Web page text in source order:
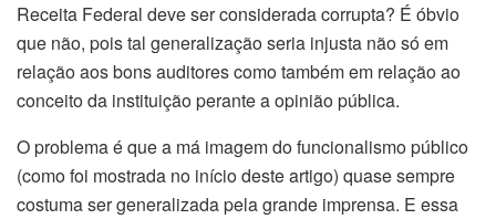
Receita Federal deve ser considerada corrupta? É óbvio
que não, pois tal generalização seria injusta não só em
relação aos bons auditores como também em relação ao
conceito da instituição perante a opinião pública.
O problema é que a má imagem do funcionalismo público
(como foi mostrada no início deste artigo) quase sempre
costuma ser generalizada pela grande imprensa. E essa